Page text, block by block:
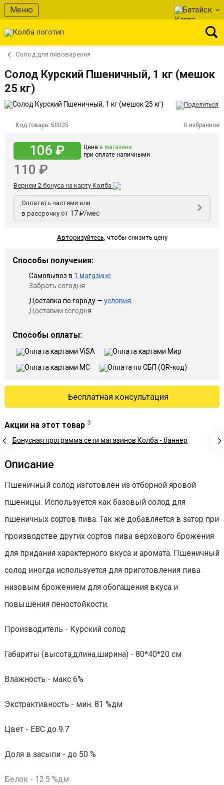
Меню Батайск
Солод для пивоварения
Солод Курский Пшеничный, 1 кг (мешок
25 кг)
Код товара: 50035 В избранное
106 ₽ Цена в магазине
при оплате наличными
110 ₽
Вернем 2 бонуса на карту Колба
Оплатить частями или
в рассрочку от 17 ₽/мес
Авторизуйтесь, чтобы снизить цену
Способы получения:
Самовывоз в 1 магазине
Забрать сегодня
Доставка по городу — условия
Доставим сегодня
Способы оплаты:
Бесплатная консультация
Акции на этот товар 3
Описание
Пшеничный солод изготовлен из отборной яровой
пшеницы. Используется как базовый солод для
пшеничных сортов пива. Так же добавляется в затор при
производстве других сортов пива верхового брожения
для придания характерного вкуса и аромата. Пшеничный
солод иногда используется для приготовления пива
низовым брожением для обогащения вкуса и
повышения пеностойкости.
Производитель - Курский солод
Габариты (высота,длина,ширина) - 80*40*20 см
Влажность - макс 6%
Экстрактивность - мин. 81 %дм
Цвет - ЕВС до 9.7
Доля в засыпи - до 50 %
Белок - 12.5 %дм